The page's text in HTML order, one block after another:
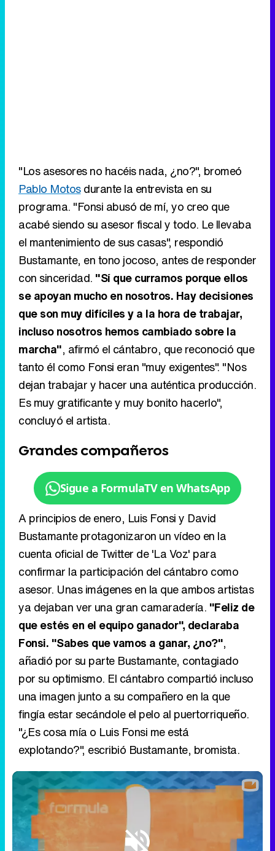
"Los asesores no hacéis nada, ¿no?", bromeó
Pablo Motosdurante la entrevista en su
programa. "Fonsi abusó de mí, yo creo que
acabé siendo su asesor fiscal y todo. Le llevaba
el mantenimiento de sus casas", respondió
Bustamante, en tono jocoso, antes de responder
con sinceridad. "Sí que curramos porque ellos
se apoyan mucho en nosotros. Hay decisiones
que son muy difíciles y a la hora de trabajar,
incluso nosotros hemos cambiado sobre la
marcha", afirmó el cántabro, que reconoció que
tanto él como Fonsi eran "muy exigentes". "Nos
dejan trabajar y hacer una auténtica producción.
Es muy gratificante y muy bonito hacerlo",
concluyó el artista.
Grandes compañeros
Sigue a FormulaTV en WhatsApp
A principios de enero, Luis Fonsi y David
Bustamante protagonizaron un vídeo en la
cuenta oficial de Twitter de 'La Voz' para
confirmar la participación del cántabro como
asesor. Unas imágenes en la que ambos artistas
ya dejaban ver una gran camaradería. "Feliz de
que estés en el equipo ganador", declaraba
Fonsi. "Sabes que vamos a ganar, ¿no?",
añadió por su parte Bustamante, contagiado
por su optimismo. El cántabro compartió incluso
una imagen junto a su compañero en la que
fingía estar secándole el pelo al puertorriqueño.
"¿Es cosa mía o Luis Fonsi me está
explotando?", escribió Bustamante, bromista.